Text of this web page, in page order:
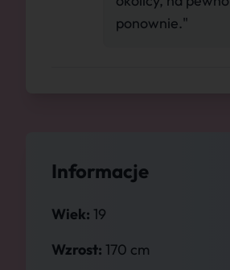
Informacje
Wiek: 19
Wzrost: 170 cm
ponownie."